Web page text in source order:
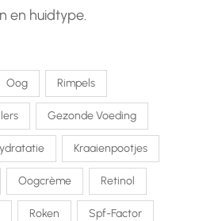
en huidtype.
Oog Rimpels
Gezonde Voeding
Kraaienpootjes
Oogcrème Retinol
Roken Spf-Factor